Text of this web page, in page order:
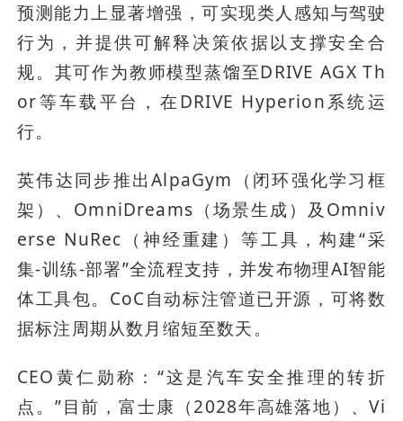
预测能力上显著增强，可实现类人感知与驾驶
行为，并提供可解释决策依据以支撑安全合
规。其可作为教师模型蒸馏至DRIVE AGX Th
or等车载平台，在DRIVE Hyperion系统运
行。
英伟达同步推出AlpaGym（闭环强化学习框
架）、OmniDreams（场景生成）及Omniv
erse NuRec（神经重建）等工具，构建“采
集-训练-部署”全流程支持，并发布物理AI智能
体工具包。CoC自动标注管道已开源，可将数
据标注周期从数月缩短至数天。
CEO黄仁勋称：“这是汽车安全推理的转折
点。”目前，富士康（2028年高雄落地）、Vi